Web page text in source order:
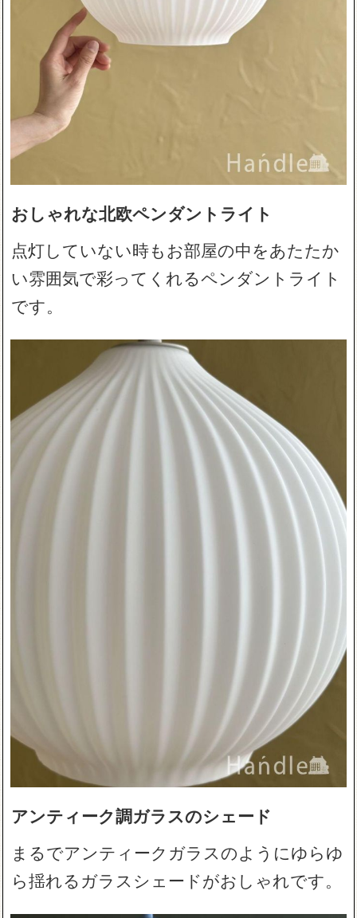
おしゃれな北欧ペンダントライト
点灯していない時もお部屋の中をあたたか
い雰囲気で彩ってくれるペンダントライト
です。
アンティーク調ガラスのシェード
まるでアンティークガラスのようにゆらゆ
ら揺れるガラスシェードがおしゃれです。